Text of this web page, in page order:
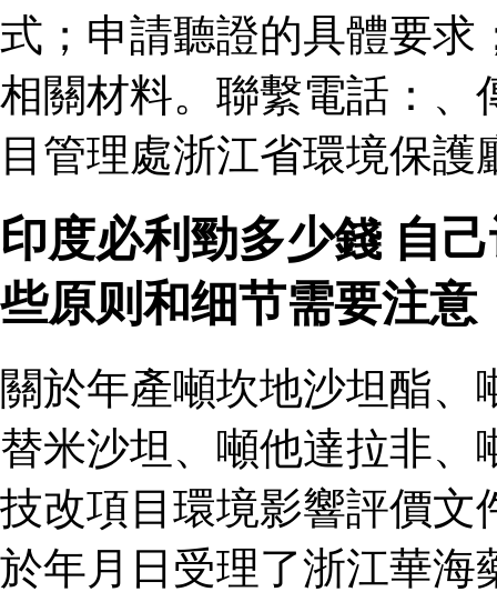
式；申請聽證的具體要求
相關材料。聯繫電話：、
目管理處浙江省環境保護
印度必利勁多少錢 自
些原则和细节需要注意
關於年產噸坎地沙坦酯
替米沙坦、噸他達拉非
技改項目環境影響評價文
於年月日受理了浙江華海